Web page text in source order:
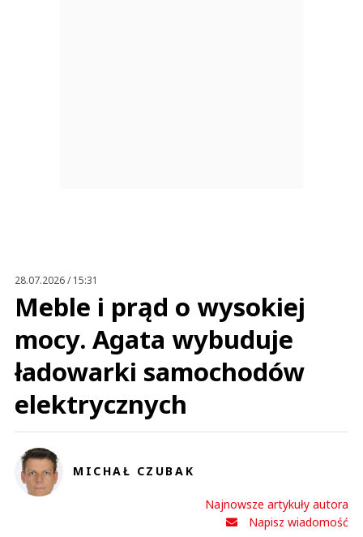
28.07.2026 / 15:31
Meble i prąd o wysokiej
mocy. Agata wybuduje
ładowarki samochodów
elektrycznych
MICHAŁ CZUBAK
Najnowsze artykuły autora
Napisz wiadomość